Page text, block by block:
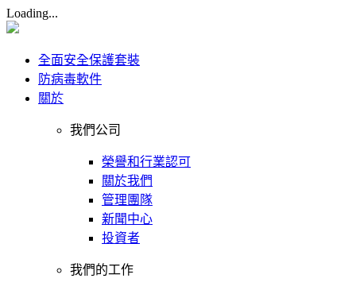
Loading...
全面安全保護套裝
防病毒軟件
關於
我們公司
榮譽和行業認可
關於我們
管理團隊
新聞中心
投資者
我們的工作